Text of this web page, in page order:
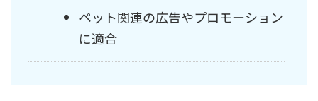
ペット関連の広告やプロモーション
に適合